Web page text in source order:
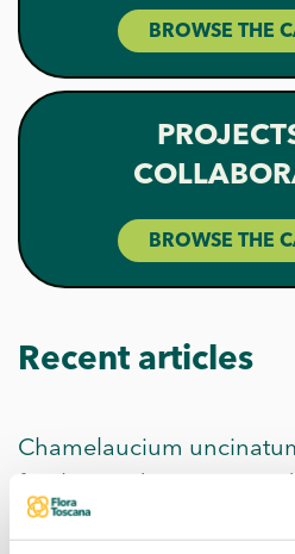
BROWSE THE
BROWSE THE
Recent articles
Chamelaucium
for the garden,